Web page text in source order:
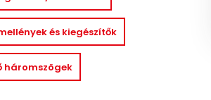
és kiegészítők
háromszögek